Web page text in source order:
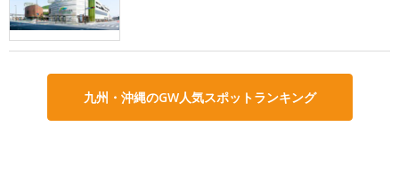
九州・沖縄のGW人気スポットランキング